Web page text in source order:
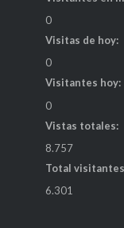
0
Visitas de hoy:
0
Visitantes hoy:
0
Vistas totales:
8.757
Total
6.301